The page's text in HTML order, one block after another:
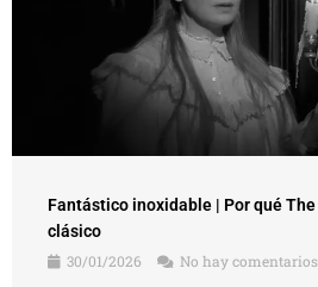
Fantástico inoxidable | Por qué
clásico
30/01/2026
No hay comentarios